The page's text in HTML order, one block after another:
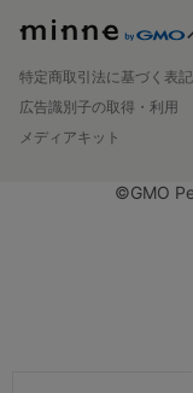
特定商取引法に基づく表記
広告識別子の取得・利用
メディアキット
©GMO